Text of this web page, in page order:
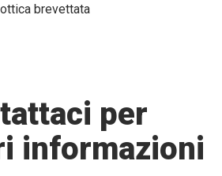
ottica brevettata
per
informazioni